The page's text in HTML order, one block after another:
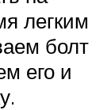
легким
болт
его и